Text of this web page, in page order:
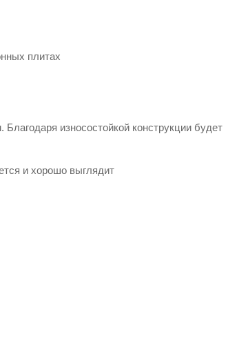
плитах
износостойкой конструкции будет
и хорошо выглядит